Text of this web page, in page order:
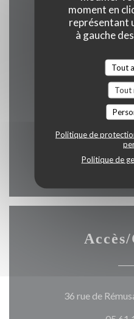
moment en
représentant
à gauche
Tout
Tout
Politique de
Politique de
Station
Jeanne
place du
36 rue de